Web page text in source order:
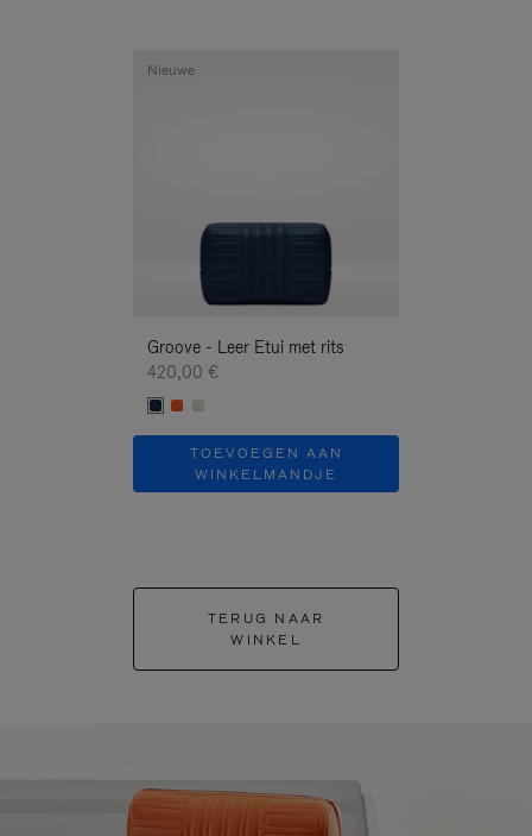
Groove - Leer Etui met rits
420,00 €
TOEVOEGEN AAN
WINKELMANDJE
Nieuwe
TERUG NAAR
WINKEL